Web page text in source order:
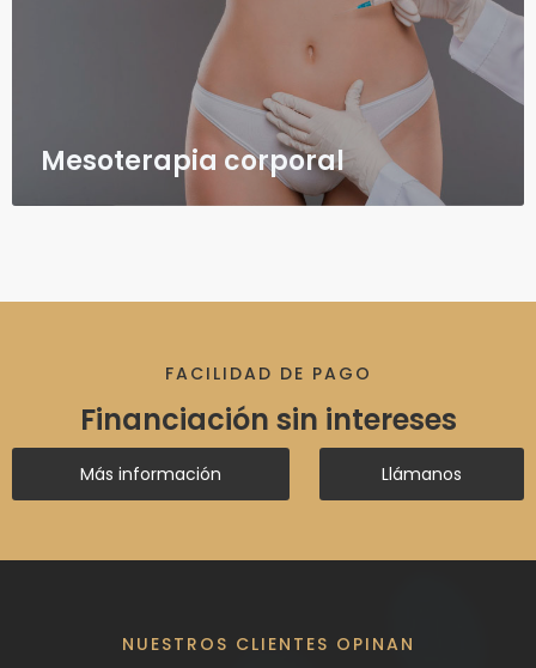
Mesoterapia corporal
FACILIDAD DE PAGO
Financiación sin intereses
Más información Llámanos
NUESTROS CLIENTES OPINAN